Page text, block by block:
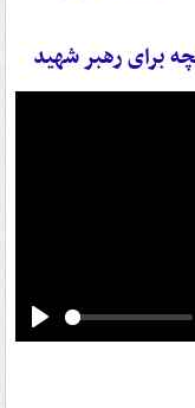
برای رهبر شهید
Play